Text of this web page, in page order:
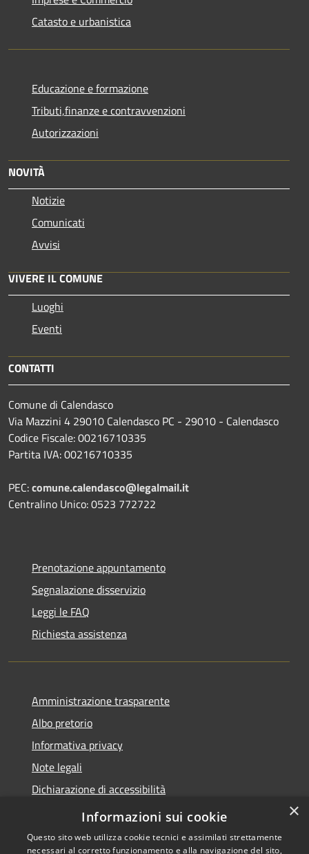
Catasto e urbanistica
Educazione e formazione
Tributi,finanze e contravvenzioni
Autorizzazioni
NOVITÀ
Notizie
Comunicati
Avvisi
VIVERE IL COMUNE
Luoghi
Eventi
CONTATTI
Comune di Calendasco
Via Mazzini 4 29010 Calendasco PC - 29010 - Calendasco
Codice Fiscale: 00216710335
Partita IVA: 00216710335
PEC:comune.calendasco@legalmail.it
Centralino Unico: 0523 772722
Prenotazione appuntamento
Segnalazione disservizio
Leggi le FAQ
Richiesta assistenza
Amministrazione trasparente
Albo pretorio
Informativa privacy
Note legali
Dichiarazione di accessibilità
Piano di miglioramento del sito
×
Informazioni sui cookie
Questo sito web utilizza cookie tecnici e assimilati strettamente
necessari al corretto funzionamento e alla navigazione del sito,